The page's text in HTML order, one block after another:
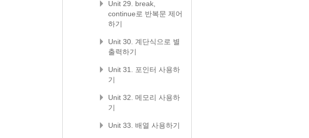
Unit 29. break,
continue로 반복문 제어
하기
Unit 30. 계단식으로 별
출력하기
Unit 31. 포인터 사용하
기
Unit 32. 메모리 사용하
기
Unit 33. 배열 사용하기